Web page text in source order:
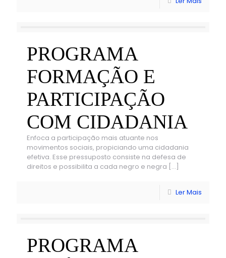
PROGRAMA
FORMAÇÃO E
PARTICIPAÇÃO
COM CIDADANIA
Enfoca a participação mais atuante nos
movimentos sociais, propiciando uma cidadania
efetiva. Esse pressuposto consiste na defesa de
direitos e possibilita a cada negro e negra […]
Ler Mais
PROGRAMA